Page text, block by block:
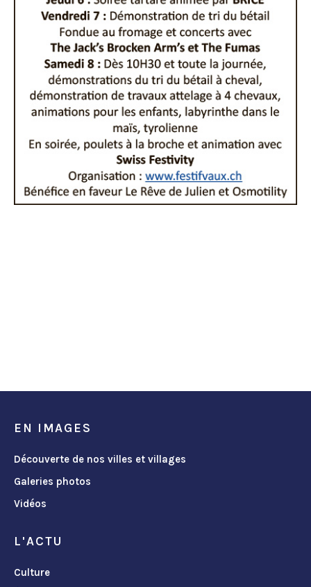
EN IMAGES
Découverte de nos villes et villages
Galeries photos
Vidéos
L'ACTU
Culture